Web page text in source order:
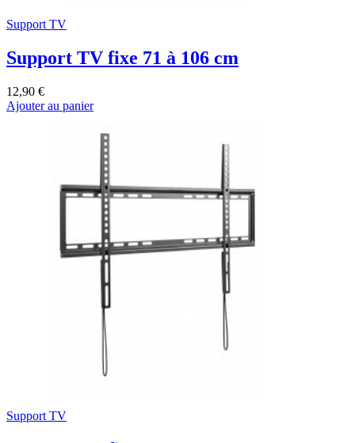
Support TV
Support TV fixe 71 à 106 cm
12,90 €
Ajouter au panier
Support TV